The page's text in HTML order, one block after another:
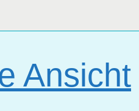
Ansicht